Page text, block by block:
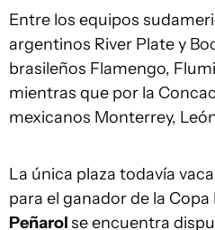
Entre los equipos
argentinos River Plate y
brasileños Flamengo,
mientras que por la
mexicanos Monterrey,
La única plaza todavía
para el ganador de la
Peñarolse encuentra